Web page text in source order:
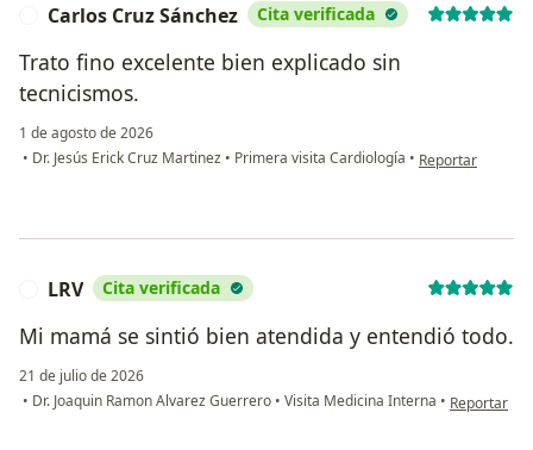
Carlos Cruz Sánchez Cita verificada
Trato fino excelente bien explicado sin
tecnicismos.
1 de agosto de 2026
• Dr. Jesús Erick Cruz Martinez • Primera visita Cardiología • en opinión del
Reportar
LRV Cita verificada
Mi mamá se sintió bien atendida y entendió todo.
21 de julio de 2026
• Dr. Joaquin Ramon Alvarez Guerrero • Visita Medicina Interna • en opinión
Reportar